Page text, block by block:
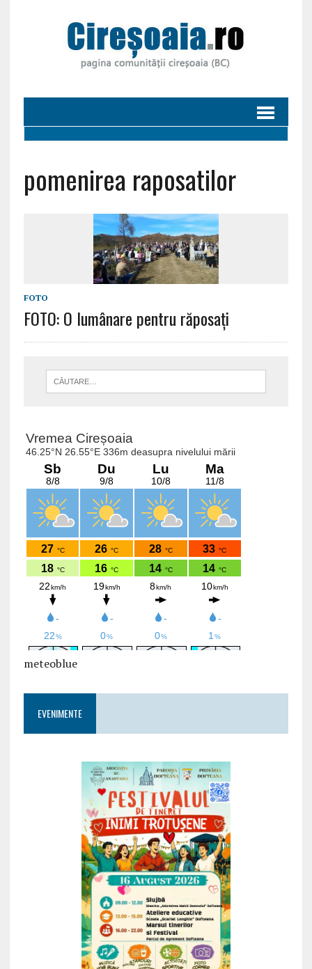
pomenirea raposatilor
FOTO
FOTO: O lumânare pentru răposați
meteoblue
EVENIMENTE